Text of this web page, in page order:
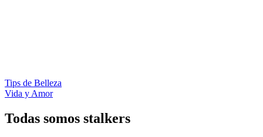
Tips de Belleza
Vida y Amor
Todas somos stalkers